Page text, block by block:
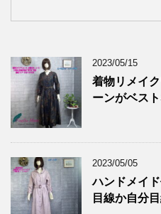
2023/05/15
着物リメイ
ーンがベス
2023/05/05
ハンドメイ
目線か自分